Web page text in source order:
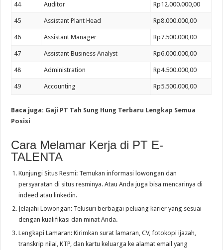
44 Auditor Rp12.000.000,00
45 Assistant Plant Head Rp8.000.000,00
46 Assistant Manager Rp7.500.000,00
47 Assistant Business Analyst Rp6.000.000,00
48 Administration Rp4.500.000,00
49 Accounting Rp5.500.000,00
Baca juga: Gaji PT Tah Sung Hung Terbaru Lengkap Semua
Posisi
Cara Melamar Kerja di PT E-
TALENTA
Kunjungi Situs Resmi: Temukan informasi lowongan dan
persyaratan di situs resminya. Atau Anda juga bisa mencarinya di
indeed atau linkedin.
Jelajahi Lowongan: Telusuri berbagai peluang karier yang sesuai
dengan kualifikasi dan minat Anda.
Lengkapi Lamaran: Kirimkan surat lamaran, CV, fotokopi ijazah,
transkrip nilai, KTP, dan kartu keluarga ke alamat email yang